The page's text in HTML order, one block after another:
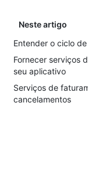
Neste artigo
Entender o ciclo
Fornecer serviços
seu aplicativo
Serviços de
cancelamentos